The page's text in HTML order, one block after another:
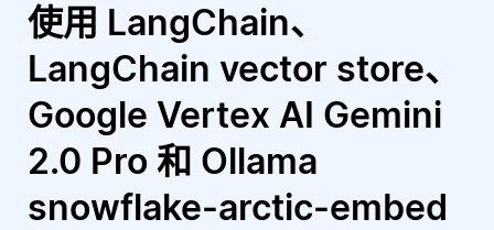
使用 LangChain、
LangChain vector store、
Google Vertex AI Gemini
2.0 Pro 和 Ollama
snowflake-arctic-embed